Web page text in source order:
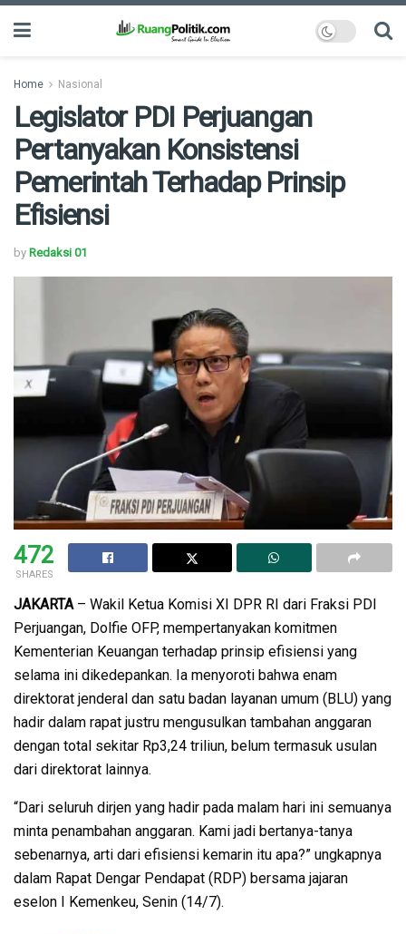
Home Nasional
Legislator PDI Perjuangan
Pertanyakan Konsistensi
Pemerintah Terhadap Prinsip
Efisiensi
by Redaksi 01
472
SHARES
JAKARTA – Wakil Ketua Komisi XI DPR RI dari Fraksi PDI
Perjuangan, Dolfie OFP, mempertanyakan komitmen
Kementerian Keuangan terhadap prinsip efisiensi yang
selama ini dikedepankan. Ia menyoroti bahwa enam
direktorat jenderal dan satu badan layanan umum (BLU) yang
hadir dalam rapat justru mengusulkan tambahan anggaran
dengan total sekitar Rp3,24 triliun, belum termasuk usulan
dari direktorat lainnya.
“Dari seluruh dirjen yang hadir pada malam hari ini semuanya
minta penambahan anggaran. Kami jadi bertanya-tanya
sebenarnya, arti dari efisiensi kemarin itu apa?” ungkapnya
dalam Rapat Dengar Pendapat (RDP) bersama jajaran
eselon I Kemenkeu, Senin (14/7).